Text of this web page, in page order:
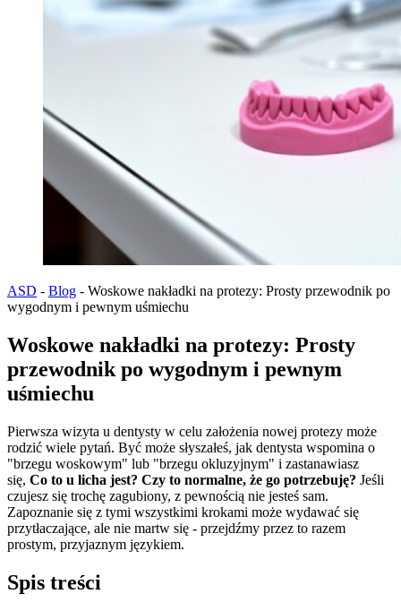
ASD - Blog - Woskowe nakładki na protezy: Prosty przewodnik po
wygodnym i pewnym uśmiechu
Woskowe nakładki na protezy: Prosty
przewodnik po wygodnym i pewnym
uśmiechu
Pierwsza wizyta u dentysty w celu założenia nowej protezy może
rodzić wiele pytań. Być może słyszałeś, jak dentysta wspomina o
"brzegu woskowym" lub "brzegu okluzyjnym" i zastanawiasz
się, Co to u licha jest? Czy to normalne, że go potrzebuję? Jeśli
czujesz się trochę zagubiony, z pewnością nie jesteś sam.
Zapoznanie się z tymi wszystkimi krokami może wydawać się
przytłaczające, ale nie martw się - przejdźmy przez to razem
prostym, przyjaznym językiem.
Spis treści